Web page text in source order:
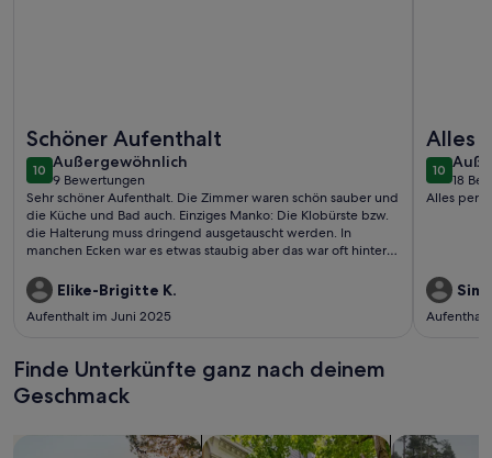
Schöner Aufenthalt
1010 von 10
Außergewöhnlich
außergewöhnlich
9 Bewertungen
(9
bewertungen)
Sehr schöner Aufenthalt. Die Zimmer waren schön sauber und
die Küche und Bad auch. Einziges Manko: Die Klobürste bzw.
die Halterung muss dringend ausgetauscht werden. In
manchen Ecken war es etwas staubig aber das war oft hinter
mik Fahrt kommt man zu Lidl, Tedi und DM. Der Rewe ist 2
min mit dem Auto entfernt. Hat man kleine Autos passen und
weiss wie man parkt, passen auch 3 Autos in den Parkplatz.Es
Elike-Brigitte K.
Aufenthalt im Juni 2025
Alles
1010 von
18
(18
Alles
Finde Unterkünfte ganz nach deinem
Geschmack
Suche nach FerienhäusernSuche nach Ferienwohnungen oder
Suche nach